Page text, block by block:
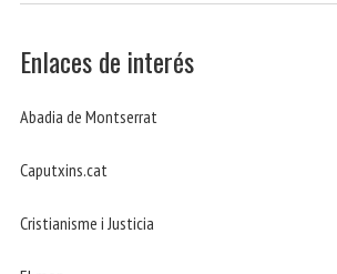
Enlaces de interés
Abadia de Montserrat
Caputxins.cat
Cristianisme i Justicia